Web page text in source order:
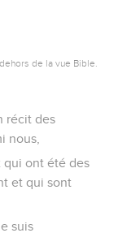
de la vue Bible.
récit des
nous,
qui ont été des
et qui sont
suis